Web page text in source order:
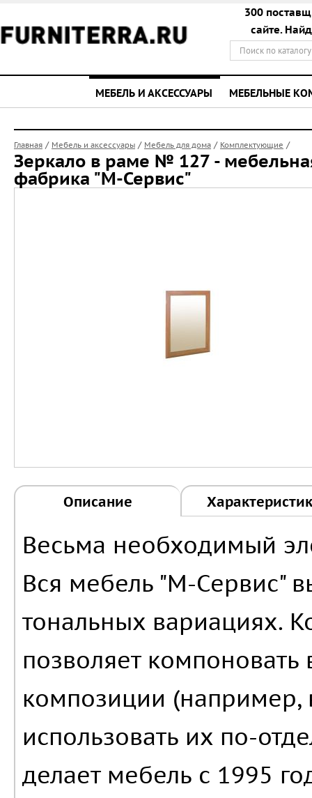
300
сайте.
МЕБЕЛЬ И АКСЕССУАРЫ МЕБЕЛЬНЫЕ
Главная / Мебель и аксессуары / Мебель для дома / Комплектующие /
Зеркало в раме № 127 -
фабрика "М-Сервис"
Описание
Весьма необходимый
Вся мебель "М-Сервис"
тональных вариациях.
позволяет
композиции (например,
использовать их по-
делает мебель с 1995